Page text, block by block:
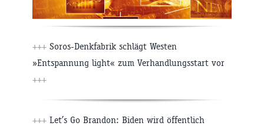
+++ Soros-Denkfabrik schlägt Westen
»Entspannung light« zum Verhandlungsstart vor
+++
+++ Let’s Go Brandon: Biden wird öffentlich